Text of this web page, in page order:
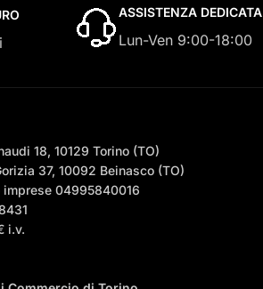
ASSISTENZA DEDICATA
Lun-Ven 9:00-18:00
18, 10129 Torino (TO)
37, 10092 Beinasco (TO)
04995840016
i.v.